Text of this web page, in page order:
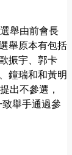
舉由前會長
舉原本有包括
振宇、郭卡
鐘瑞和和黃明
出不參選，
舉手通過參